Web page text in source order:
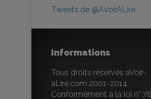
Tweets de @AVoirALire
Informations
Tous droits réservés aVoir-
aLire.com 2001-2014.
Conformément à la loi n°